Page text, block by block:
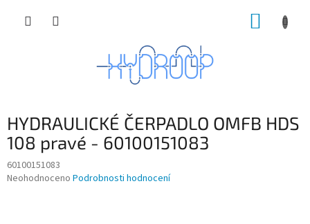
HYDRAULICKÉ ČERPADLO OMFB HDS
108 pravé - 60100151083
60100151083
Průměrné
Neohodnoceno Podrobnosti hodnocení